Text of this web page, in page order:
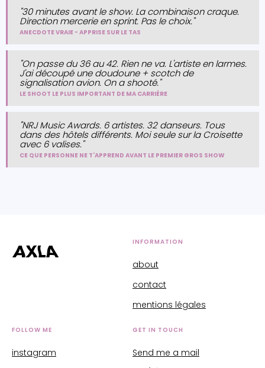
"30 minutes avant le show. La combinaison craque.
Direction mercerie en sprint. Pas le choix."
ANECDOTE VRAIE - APPRISE SUR LE TAS
"On passe du 36 au 42. Rien ne va. L'artiste en larmes.
J'ai découpé une doudoune + scotch de
signalisation avion. On a shooté."
LE SHOOT LE PLUS IMPORTANT DE MA CARRIÈRE
"NRJ Music Awards. 6 artistes. 32 danseurs. Tous
dans des hôtels différents. Moi seule sur la Croisette
avec 6 valises."
CE QUE PERSONNE NE T'APPREND AVANT LE PREMIER GROS SHOW
INFORMATION
about
contact
mentions légales
FOLLOW ME
instagram
GET IN TOUCH
Send me a mail